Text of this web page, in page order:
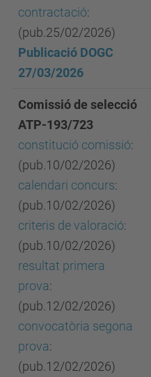
contractació:
(pub.25/02/2026)
Publicació DOGC
27/03/2026
Comissió de selecció
ATP-193/723
constitució comissió:
(pub.10/02/2026)
calendari concurs:
(pub.10/02/2026)
criteris de valoració:
(pub.10/02/2026)
resultat primera
prova:
(pub.12/02/2026)
convocatòria segona
prova:
(pub.12/02/2026)